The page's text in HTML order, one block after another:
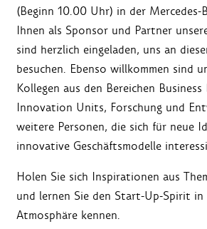
(Beginn 10.00 Uhr) in der Mercedes-
Ihnen als Sponsor und Partner
sind herzlich eingeladen, uns an
besuchen. Ebenso willkommen sind
Kollegen aus den Bereichen
Innovation Units, Forschung und
weitere Personen, die sich für neue
innovative Geschäftsmodelle
Holen Sie sich Inspirationen aus
und lernen Sie den Start-Up-Spirit in
Atmosphäre kennen.